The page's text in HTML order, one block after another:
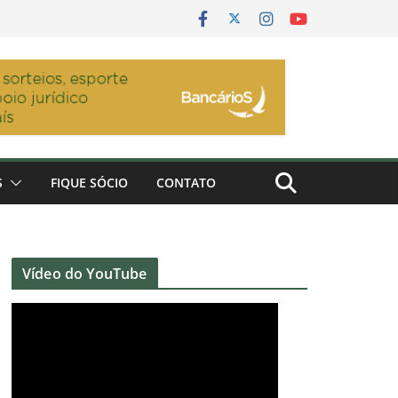
FIQUE SÓCIO CONTATO
Vídeo do YouTube